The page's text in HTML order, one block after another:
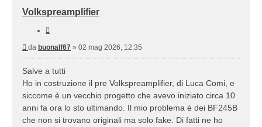
Volkspreamplifier
Messaggio
da buonalf67 » 02 mag 2026, 12:35
Salve a tutti
Ho in costruzione il pre Volkspreamplifier, di Luca Comi, e
siccome è un vecchio progetto che avevo iniziato circa 10
anni fa ora lo sto ultimando. Il mio problema è dei BF245B
che non si trovano originali ma solo fake. Di fatti ne ho